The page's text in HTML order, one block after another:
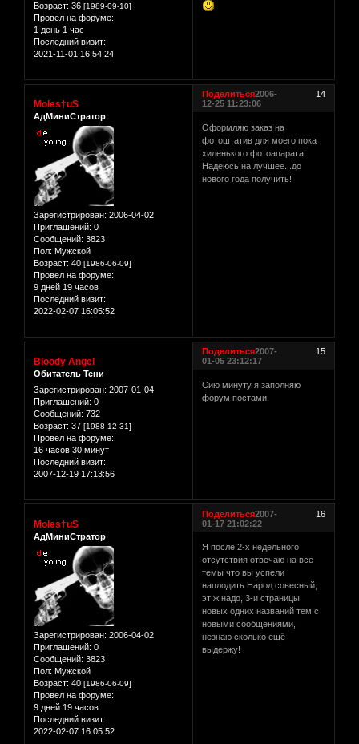
Возраст: 36 [1989-09-10]
Провел на форуме:
1 день 1 час
Последний визит:
2021-11-01 16:54:24
Поделиться 14
2006-
12-25 11:23:06
Moles†uS
АдМиниСтратор
Зарегистрирован: 2006-04-02
Приглашений: 0
Сообщений: 3823
Пол: Мужской
Возраст: 40 [1986-06-09]
Провел на форуме:
9 дней 19 часов
Последний визит:
2022-02-07 16:05:52
Оформляю заказ на
фотоштатив для моего пока
хиленького фотоапарата!
Надеюсь на лучшее...до
нового года получить!
Поделиться 15
2007-
01-05 23:12:17
Bloody Angel
Обитатель Тени
Зарегистрирован: 2007-01-04
Приглашений: 0
Сообщений: 732
Возраст: 37 [1988-12-31]
Провел на форуме:
16 часов 30 минут
Последний визит:
2007-12-19 17:13:56
Сию минуту я заполняю
форум постами.
Поделиться 16
2007-
01-17 21:02:22
Moles†uS
АдМиниСтратор
Зарегистрирован: 2006-04-02
Приглашений: 0
Сообщений: 3823
Пол: Мужской
Возраст: 40 [1986-06-09]
Провел на форуме:
9 дней 19 часов
Последний визит:
2022-02-07 16:05:52
Я после 2-х недельного
отсутствия отвечаю на все
темы что вы успели
наплодить Народ совесный,
эт ж надо, 3-и страницы
новых одних названий тем с
новыми сообщениями,
незнаю сколько ещё
выдержу!